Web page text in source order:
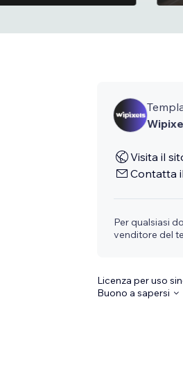
Visita il
Contatta
Per qualsiasi
venditore del
Licenza per uso
Buono a sapersi